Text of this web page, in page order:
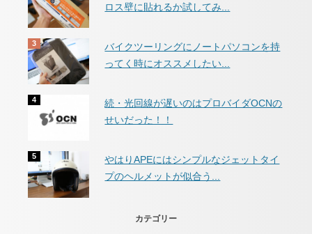
ロス壁に貼れるか試してみ...
バイクツーリングにノートパソコンを持
ってく時にオススメしたい...
続・光回線が遅いのはプロバイダOCNの
せいだった！！
やはりAPEにはシンプルなジェットタイ
プのヘルメットが似合う...
カテゴリー